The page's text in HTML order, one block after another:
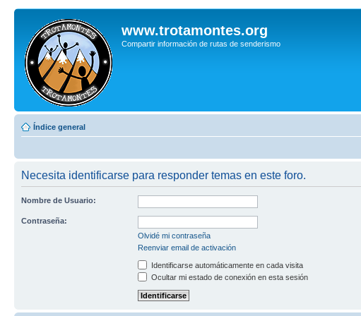
www.trotamontes.org
Compartir información de rutas de senderismo
Índice general
Necesita identificarse para responder temas en este foro.
Nombre de Usuario:
Contraseña:
Olvidé mi contraseña
Reenviar email de activación
Identificarse automáticamente en cada visita
Ocultar mi estado de conexión en esta sesión